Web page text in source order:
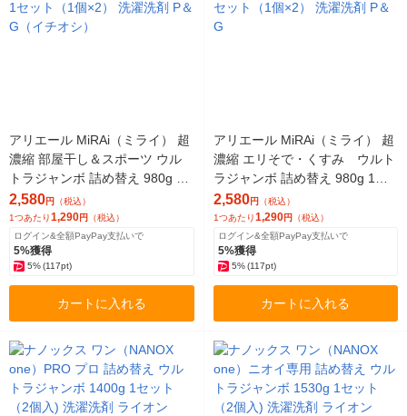
アリエール MiRAi（ミライ） 超
濃縮 部屋干し＆スポーツ ウル
トラジャンボ 詰め替え 980g 1
セット（1個×2） 洗濯洗剤 P＆
G（イチオシ）
2,580円 （税込）
1つあたり1,290円 （税込）
ログイン&全額PayPay支払いで
5%獲得
5%(117pt)
カートに入れる
アリエール MiRAi（ミライ） 超
濃縮 エリそで・くすみ ウルト
ラジャンボ 詰め替え 980g 1セ
ット（1個×2） 洗濯洗剤 P＆G
2,580円 （税込）
1つあたり1,290円 （税込）
ログイン&全額PayPay支払いで
5%獲得
5% (117pt)
カートに入れる